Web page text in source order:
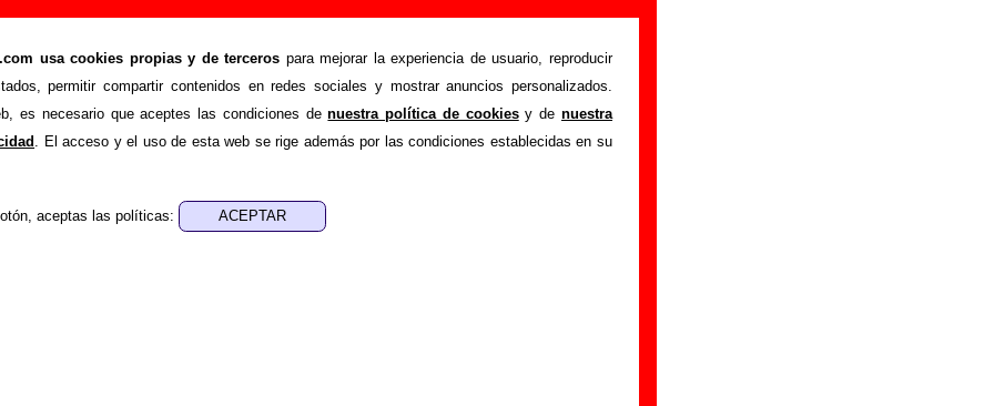
usa cookies propias y de terceros para mejorar la experiencia de usuario, reproducir
permitir compartir contenidos en redes sociales y mostrar anuncios personalizados.
es necesario que aceptes las condiciones denuestra política de cookiesy denuestra
. El acceso y el uso de esta web se rige además por las condiciones establecidas en su
aceptas las políticas:
- Añadir o corregir información
Comunista > Añadir
adicional, puedes enviar nueva información o corregir la existente mediante el
o escribiendo un e-mail a guialven@musicoscopio.com.Gracias por tu